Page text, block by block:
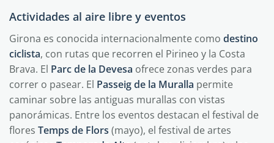
Actividades al aire libre y eventos
Girona es conocida internacionalmente como destino
ciclista, con rutas que recorren el Pirineo y la Costa
Brava. El Parc de la Devesa ofrece zonas verdes para
correr o pasear. El Passeig de la Muralla permite
caminar sobre las antiguas murallas con vistas
panorámicas. Entre los eventos destacan el festival de
flores Temps de Flors (mayo), el festival de artes